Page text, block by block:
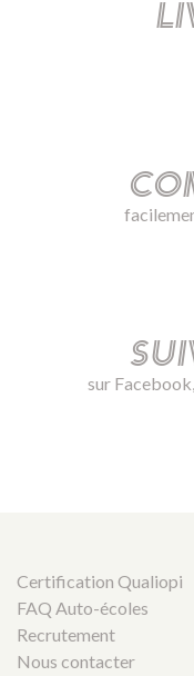
sur
Certification Qualiopi
FAQ Auto-écoles
Recrutement
Nous contacter